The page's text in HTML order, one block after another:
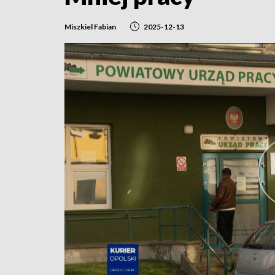
Miszkiel Fabian 2025-12-13